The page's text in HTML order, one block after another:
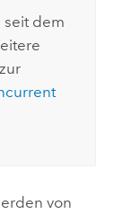
seit dem
von